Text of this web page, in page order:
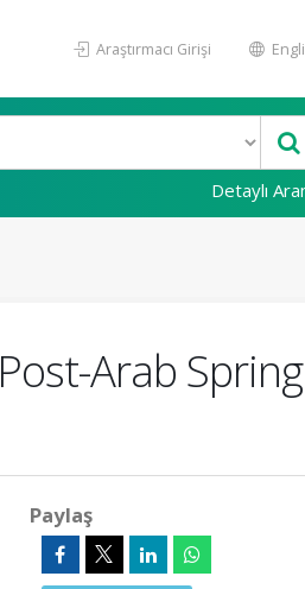
Araştırmacı Girişi
Detaylı
Arab Spring
Paylaş